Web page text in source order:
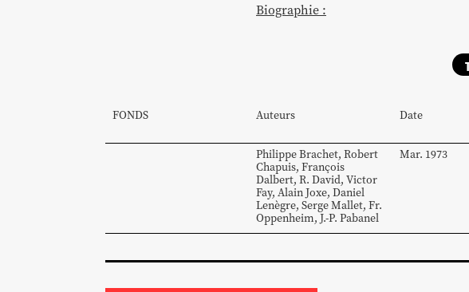
Biographie :
FONDS Auteurs Date
PhilippeBrachet, Robert
Chapuis, François
Dalbert, R. David, Victor
Fay, AlainJoxe, Daniel
Lenègre, SergeMallet, Fr.
Oppenheim, J.-P. Pabanel
Mar. 1973